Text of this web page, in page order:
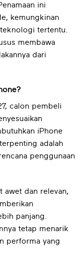
ini
kemungkinan
tertentu.
membawa
dari
calon pembeli
iPhone
adalah
penggunaan
awet dan relevan,
panjang.
tetap menarik
performa yang